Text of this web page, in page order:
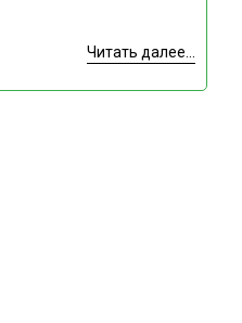
Читать далее...